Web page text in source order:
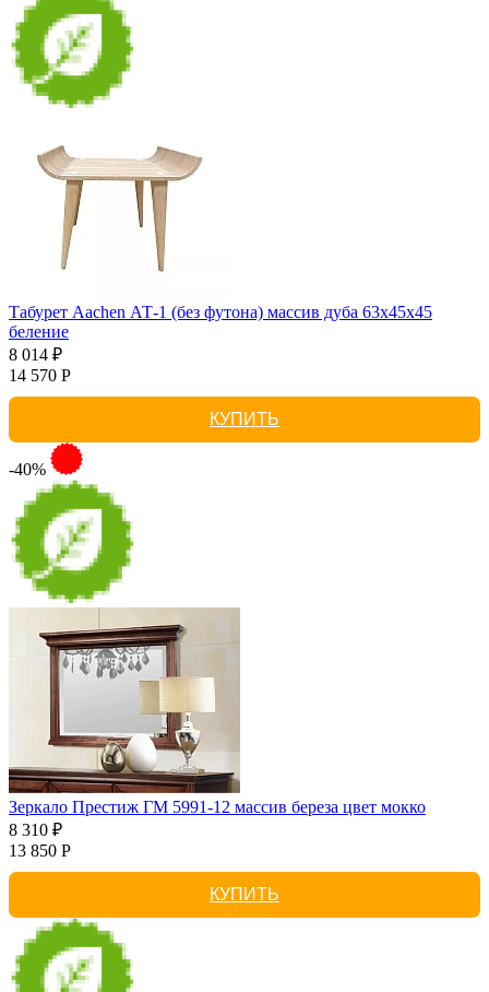
Табурет Aachen АТ-1 (без футона) массив дуба 63х45х45
беление
8 014 ₽
14 570 Р
КУПИТЬ
-40%
Зеркало Престиж ГМ 5991-12 массив береза цвет мокко
8 310 ₽
13 850 Р
КУПИТЬ